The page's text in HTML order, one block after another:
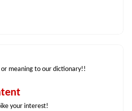
or meaning to our dictionary!!
your interest!